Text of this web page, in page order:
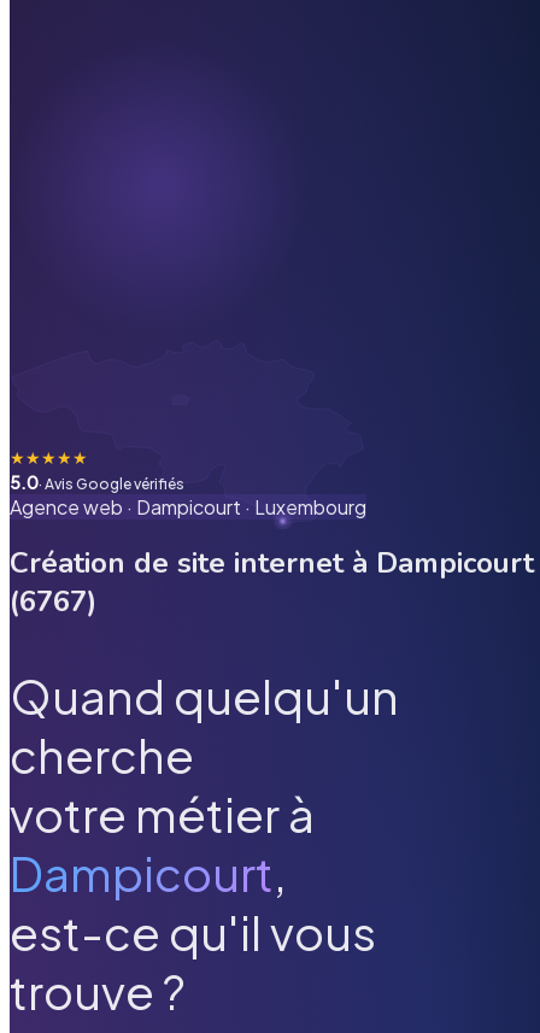
★★★★★
5.0· Avis Google vérifiés
Agence web · Dampicourt · Luxembourg
Création de site internet à Dampicourt
(6767)
Quand quelqu'un
cherche
votre métier à
Dampicourt,
est-ce qu'il vous
trouve ?